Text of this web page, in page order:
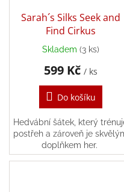
Sarah´s Silks Seek and
Find Cirkus
Skladem (3 ks)
599 Kč / ks
Do košíku
Hedvábní šátek, který
postřeh a zároveň je
doplňkem her.